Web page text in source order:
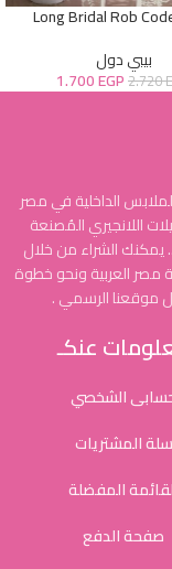
Long Bridal Rob
بيبي دول
2.720
1.700EGP
الداخلية في مصر
اللانجيري المُصنعة
يمكنك الشراء من خلال
مصر العربية ونحو خطوة
موقعنا الرسمي .
عنكـ
الشخصي
سلة المشتريات
المفضلة
صفحة الدفع